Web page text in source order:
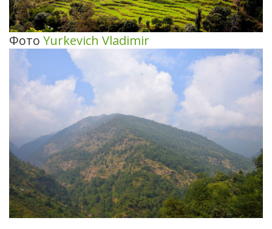
Фото Yurkevich Vladimir